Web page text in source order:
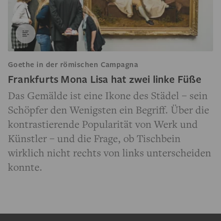
Goethe in der römischen Campagna
Frankfurts Mona Lisa hat zwei linke Füße
Das Gemälde ist eine Ikone des Städel – sein
Schöpfer den Wenigsten ein Begriff. Über die
kontrastierende Popularität von Werk und
Künstler – und die Frage, ob Tischbein
wirklich nicht rechts von links unterscheiden
konnte.